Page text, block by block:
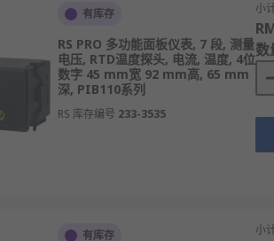
有库存
RS PRO 多功能面板仪表, 7 段, 测量
电压, RTD温度探头, 电流, 温度, 4位
数字 45 mm宽 92 mm高, 65 mm
深, PIB110系列
RS 库存编号 233-3535
小
数
有库存 小